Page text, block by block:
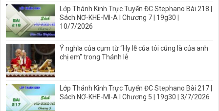
Lớp Thánh Kinh Trực Tuyến ĐC Stephano Bài 218 |
Sách NƠ-KHE-MI-A I Chương 7 | 19g30 |
10/7/2026
Ý nghĩa của cụm từ “Hy lễ của tôi cũng là của anh
chị em” trong Thánh lễ
Lớp Thánh Kinh Trực Tuyến ĐC Stephano Bài 217 |
Sách NƠ-KHE-MI-A I Chương 5 | 19g30 | 3/7/2026